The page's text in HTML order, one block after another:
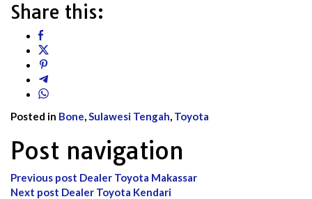
Share this:
Posted in Bone,Sulawesi Tengah, Toyota
Post navigation
Previous post Dealer Toyota Makassar
Next post Dealer Toyota Kendari